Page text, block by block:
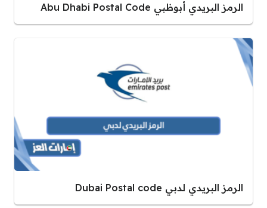
الرمز البريدي أبوظبي Abu Dhabi Postal Code
الرمز البريدي لدبي Dubai Postal code